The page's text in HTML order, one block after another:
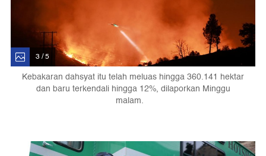
3 / 5
Kebakaran dahsyat itu telah meluas hingga 360.141 hektar
dan baru terkendali hingga 12%, dilaporkan Minggu
malam.